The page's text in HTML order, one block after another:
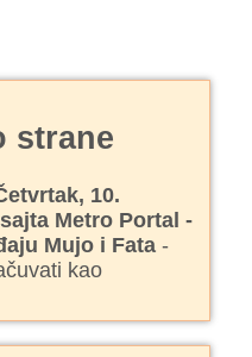
strane
10.
Metro Portal -
Mujo i Fata -
kao